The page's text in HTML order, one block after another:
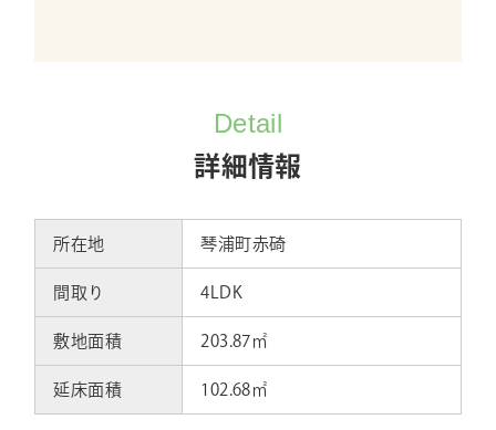
Detail
詳細情報
所在地 琴浦町赤碕
間取り 4LDK
敷地面積 203.87㎡
延床面積 102.68㎡